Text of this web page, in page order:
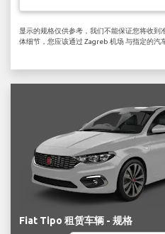
显示的规格仅供参考，我们不能保证您将收
体细节，您应该通过 Zagreb 机场 与指定的汽
Fiat Tipo 租赁车辆 - 规格